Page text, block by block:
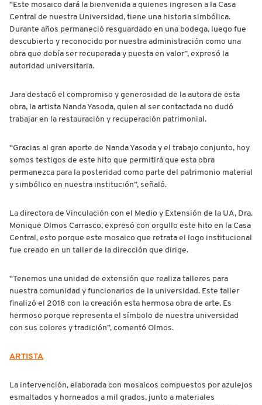
“Este mosaico dará la bienvenida a quienes ingresen a la Casa
Central de nuestra Universidad, tiene una historia simbólica.
Durante años permaneció resguardado en una bodega, luego fue
descubierto y reconocido por nuestra administración como una
obra que debía ser recuperada y puesta en valor”, expresó la
autoridad universitaria.
Jara destacó el compromiso y generosidad de la autora de esta
obra, la artista Nanda Yasoda, quien al ser contactada no dudó
trabajar en la restauración y recuperación patrimonial.
“Gracias al gran aporte de Nanda Yasoda y el trabajo conjunto, hoy
somos testigos de este hito que permitirá que esta obra
permanezca para la posteridad como parte del patrimonio material
y simbólico en nuestra institución”, señaló.
La directora de Vinculación con el Medio y Extensión de la UA, Dra.
Monique Olmos Carrasco, expresó con orgullo este hito en la Casa
Central, esto porque este mosaico que retrata el logo institucional
fue creado en un taller de la dirección que dirige.
“Tenemos una unidad de extensión que realiza talleres para
nuestra comunidad y funcionarios de la universidad. Este taller
finalizó el 2018 con la creación esta hermosa obra de arte. Es
hermoso porque representa el símbolo de nuestra universidad
con sus colores y tradición”, comentó Olmos.
ARTISTA
La intervención, elaborada con mosaicos compuestos por azulejos
esmaltados y horneados a mil grados, junto a materiales